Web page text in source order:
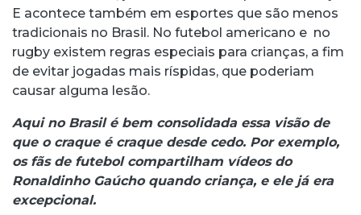
E acontece também em esportes que são menos
tradicionais no Brasil. No futebol americano e no
rugby existem regras especiais para crianças, a fim
de evitar jogadas mais ríspidas, que poderiam
causar alguma lesão.
Aqui no Brasil é bem consolidada essa visão de
que o craque é craque desde cedo. Por exemplo,
os fãs de futebol compartilham vídeos do
Ronaldinho Gaúcho quando criança, e ele já era
excepcional.